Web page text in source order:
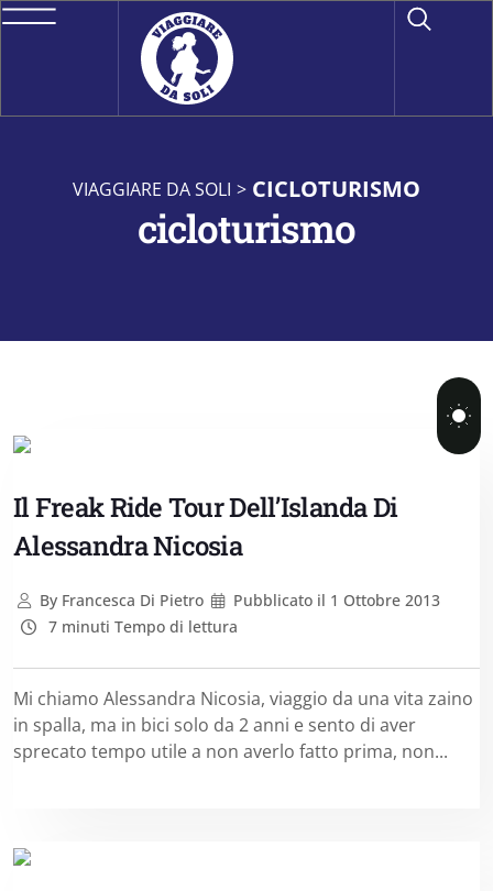
VIAGGIARE DA SOLI > CICLOTURISMO
cicloturismo
Il Freak Ride Tour Dell’Islanda Di
Alessandra Nicosia
ByFrancesca Di Pietro Pubblicato il 1 Ottobre 2013
7 minuti Tempo di lettura
Mi chiamo Alessandra Nicosia, viaggio da una vita zaino
in spalla, ma in bici solo da 2 anni e sento di aver
sprecato tempo utile a non averlo fatto prima, non...